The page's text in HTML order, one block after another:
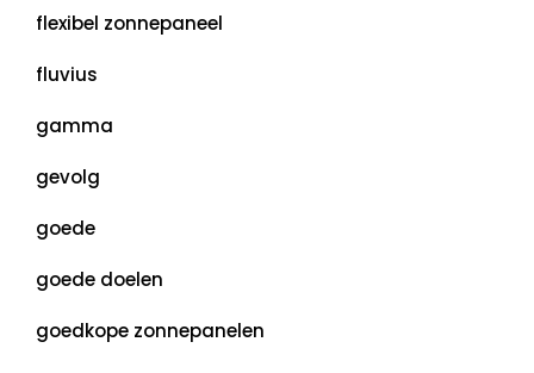
flexibel zonnepaneel
fluvius
gamma
gevolg
goede
goede doelen
goedkope zonnepanelen